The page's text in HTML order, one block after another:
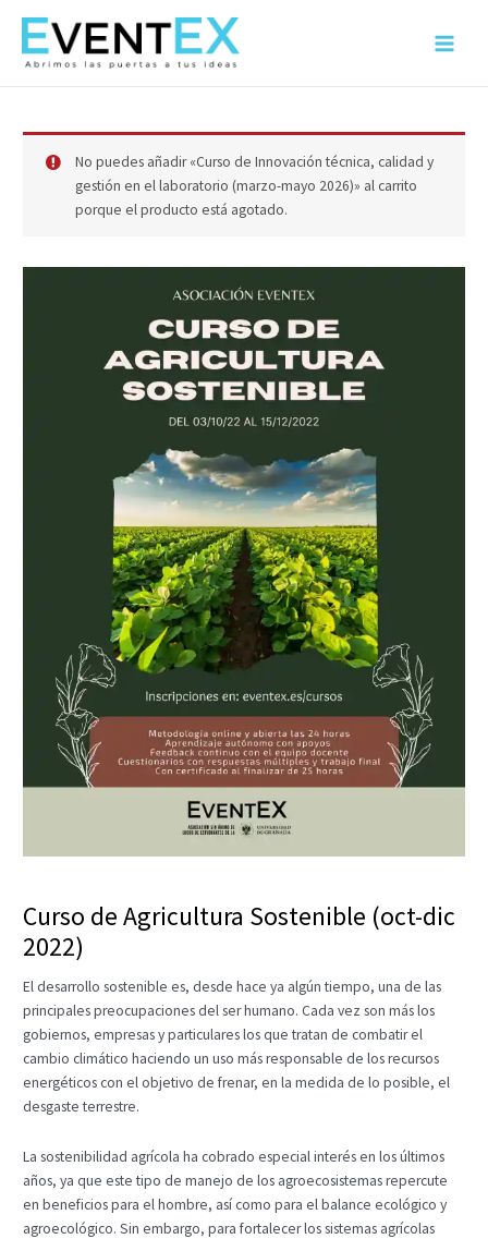
contenido
Main
No puedes añadir «Curso de Innovación técnica, calidad y
gestión en el laboratorio (marzo-mayo 2026)» al carrito
porque el producto está agotado.
Curso de Agricultura Sostenible (oct-dic
2022)
El desarrollo sostenible es, desde hace ya algún tiempo, una de las
principales preocupaciones del ser humano. Cada vez son más los
gobiernos, empresas y particulares los que tratan de combatir el
cambio climático haciendo un uso más responsable de los recursos
energéticos con el objetivo de frenar, en la medida de lo posible, el
desgaste terrestre.
La sostenibilidad agrícola ha cobrado especial interés en los últimos
años, ya que este tipo de manejo de los agroecosistemas repercute
en beneficios para el hombre, así como para el balance ecológico y
agroecológico. Sin embargo, para fortalecer los sistemas agrícolas